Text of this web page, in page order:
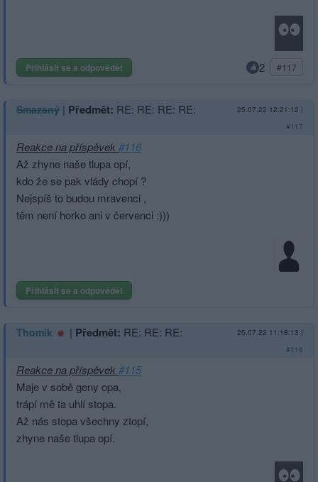
Přihlásit se a odpovědět 2 #117
Smazaný | Předmět: RE: RE: RE: RE: 25.07.22 12:21:12 |
#117
Reakce na příspěvek#116
Až zhyne naše tlupa opí,
kdo že se pak vlády chopí ?
Nejspíš to budou mravenci ,
těm není horko ani v červenci :)))
Přihlásit se a odpovědět
Thomik | Předmět: RE: RE: RE: 25.07.22 11:18:13 |
#116
Reakce na příspěvek#115
Maje v sobě geny opa,
trápí mě ta uhlí stopa.
Až nás stopa všechny ztopí,
zhyne naše tlupa opí.